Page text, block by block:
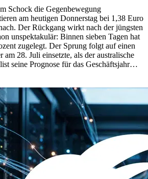
Schock die Gegenbewegung
am heutigen Donnerstag bei 1,38 Euro
Der Rückgang wirkt nach der jüngsten
unspektakulär: Binnen sieben Tagen hat
zugelegt. Der Sprung folgt auf einen
28. Juli einsetzte, als der australische
seine Prognose für das Geschäftsjahr…